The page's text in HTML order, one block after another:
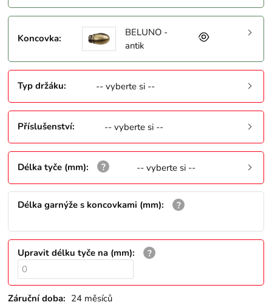
Koncovka:
BELUNO -
antik
Typ držáku: -- vyberte si --
Příslušenství: -- vyberte si --
Délka tyče (mm): -- vyberte si --
Délka garnýže s koncovkami (mm):
Upravit délku tyče na (mm):
Záruční doba: 24 měsíců